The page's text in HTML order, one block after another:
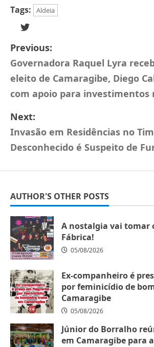
Tags: Aldeia
Previous:
Governadora Raquel Lyra
eleito de Camaragibe, Diego
com apoio para investimentos
Next:
Invasão em Residências no
Desconhecido é Suspeito de
AUTHOR'S OTHER POSTS
A nostalgia vai tomar
Fábrica!
05/08/2026
Ex-companheiro é
por feminicídio de
Camaragibe
05/08/2026
Júnior do Borralho
em Camaragibe para